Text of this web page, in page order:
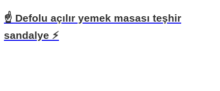
☝ Defolu açılır yemek masası teşhir
sandalye ⚡️